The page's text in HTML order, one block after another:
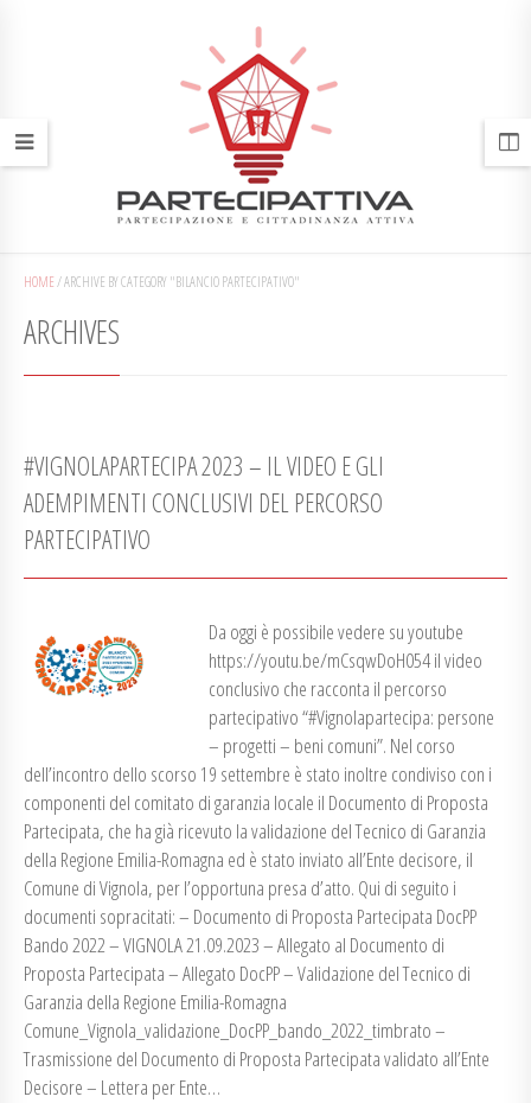
HOME/ARCHIVE BY CATEGORY "BILANCIO PARTECIPATIVO"
ARCHIVES
#VIGNOLAPARTECIPA 2023 – IL VIDEO E GLI
ADEMPIMENTI CONCLUSIVI DEL PERCORSO
PARTECIPATIVO
Da oggi è possibile vedere su youtube
https://youtu.be/mCsqwDoH054 il video
conclusivo che racconta il percorso
partecipativo “#Vignolapartecipa: persone
– progetti – beni comuni”. Nel corso
dell’incontro dello scorso 19 settembre è stato inoltre condiviso con i
componenti del comitato di garanzia locale il Documento di Proposta
Partecipata, che ha già ricevuto la validazione del Tecnico di Garanzia
della Regione Emilia-Romagna ed è stato inviato all’Ente decisore, il
Comune di Vignola, per l’opportuna presa d’atto. Qui di seguito i
documenti sopracitati: – Documento di Proposta Partecipata DocPP
Bando 2022 – VIGNOLA 21.09.2023 – Allegato al Documento di
Proposta Partecipata – Allegato DocPP – Validazione del Tecnico di
Garanzia della Regione Emilia-Romagna
Comune_Vignola_validazione_DocPP_bando_2022_timbrato –
Trasmissione del Documento di Proposta Partecipata validato all’Ente
Decisore – Lettera per Ente…